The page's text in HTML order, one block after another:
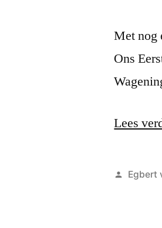
Met nog
Ons
Lees
Egbert